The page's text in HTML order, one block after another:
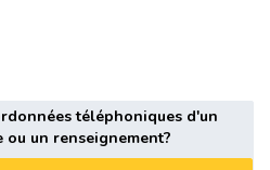
téléphoniques d'un
ou un renseignement?